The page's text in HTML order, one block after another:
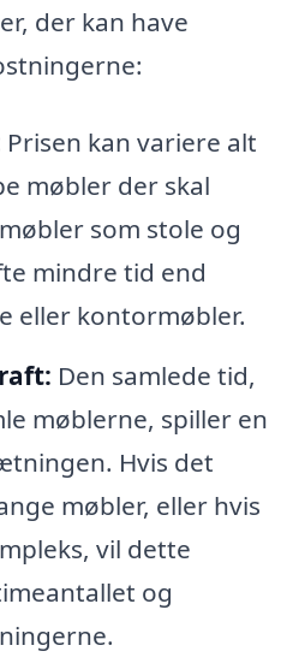
der kan have
Prisen kan variere alt
møbler der skal
som stole og
mindre tid end
eller kontormøbler.
Den samlede tid,
møblerne, spiller en
Hvis det
møbler, eller hvis
vil dette
og